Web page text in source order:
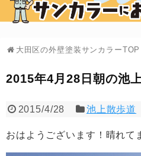
大田区の外壁塗装サンカラーTOP
2015年4月28日朝の池
2015/4/28 池上散歩道
おはようございます！晴れて